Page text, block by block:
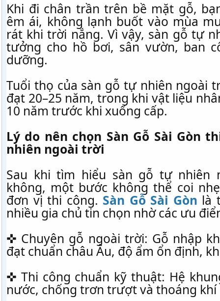
Khi đi chân trần trên bề mặt gỗ,
êm ái, không lạnh buốt vào mùa
rát khi trời nắng. Vì vậy, sàn gỗ tự
tưởng cho hồ bơi, sân vườn, ban
dưỡng.
Tuổi thọ của sàn gỗ tự nhiên ngoài
đạt 20–25 năm, trong khi vật liệu
10 năm trước khi xuống cấp.
Lý do nên chọn Sàn Gỗ Sài Gòn
nhiên ngoài trời
Sau khi tìm hiểu sàn gỗ tự nhiên
không, một bước không thể coi
đơn vị thi công. Sàn Gỗ Sài Gòn là
nhiều gia chủ tin chọn nhờ các ưu
✜ Chuyên gỗ ngoài trời: Gỗ nhập
đạt chuẩn châu Âu, độ ẩm ổn định,
✜ Thi công chuẩn kỹ thuật: Hệ
nước, chống trơn trượt và thoáng khí